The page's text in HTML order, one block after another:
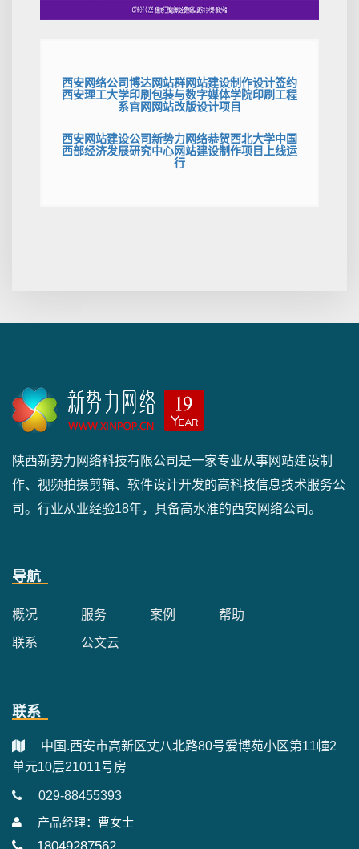
西安网络公司博达网站群网站建设制作设计签约
西安理工大学印刷包装与数字媒体学院印刷工程
系官网网站改版设计项目
西安网站建设公司新势力网络恭贺西北大学中国
西部经济发展研究中心网站建设制作项目上线运
行
陕西新势力网络科技有限公司是一家专业从事网站建设制
作、视频拍摄剪辑、软件设计开发的高科技信息技术服务公
司。行业从业经验18年，具备高水准的西安网络公司。
导航
概况 服务 案例 帮助
联系 公文云
联系
中国.西安市高新区丈八北路80号爱博苑小区第11幢2
单元10层21011号房
029-88455393
产品经理：曹女士